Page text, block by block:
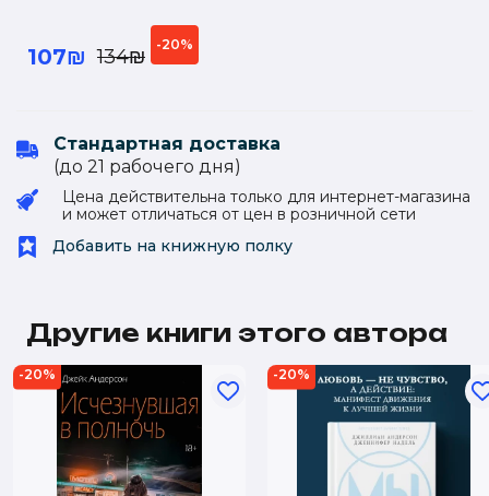
107₪ 134₪
-20%
Стандартная доставка
(до 21 рабочего дня)
Цена действительна только для интернет-магазина
и может отличаться от цен в розничной сети
Добавить на книжную полку
Другие книги этого автора
-20% -20%